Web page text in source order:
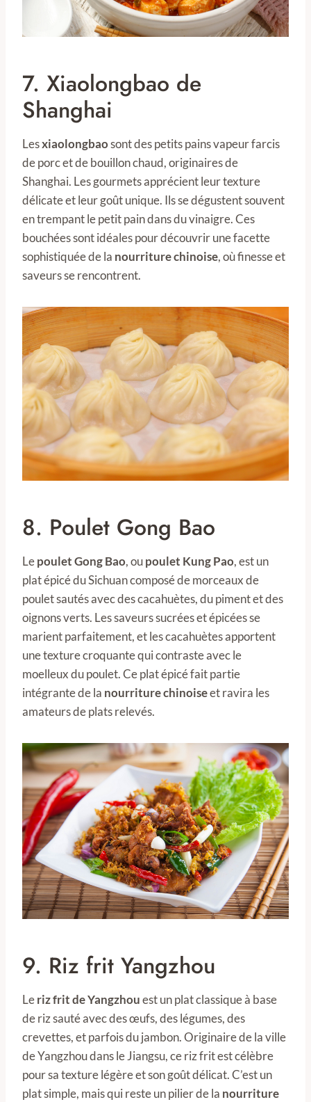
7. Xiaolongbao de
Shanghai
Lesxiaolongbaosont des petits pains vapeur farcis
de porc et de bouillon chaud, originaires de
Shanghai. Les gourmets apprécient leur texture
délicate et leur goût unique. Ils se dégustent souvent
en trempant le petit pain dans du vinaigre. Ces
bouchées sont idéales pour découvrir une facette
sophistiquée de la nourriture chinoise, où finesse et
saveurs se rencontrent.
8. Poulet Gong Bao
Lepoulet Gong Bao, oupoulet Kung Pao, est un
plat épicé du Sichuan composé de morceaux de
poulet sautés avec des cacahuètes, du piment et des
oignons verts. Les saveurs sucrées et épicées se
marient parfaitement, et les cacahuètes apportent
une texture croquante qui contraste avec le
moelleux du poulet. Ce plat épicé fait partie
intégrante de la nourriture chinoiseet ravira les
amateurs de plats relevés.
9. Riz frit Yangzhou
Leriz frit de Yangzhouest un plat classique à base
de riz sauté avec des œufs, des légumes, des
crevettes, et parfois du jambon. Originaire de la ville
de Yangzhou dans le Jiangsu, ce riz frit est célèbre
pour sa texture légère et son goût délicat. C’est un
plat simple, mais qui reste un pilier de la nourriture